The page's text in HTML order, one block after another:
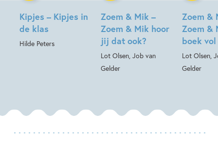
Kipjes – Kipjes in
de klas
Hilde Peters
Zoem & Mik –
Zoem & Mik hoor
jij dat ook?
Lot Olsen, Job van
Gelder
Zoem &
Zoem &
boek
Lot Olsen,
Gelder